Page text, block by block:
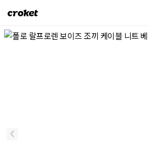
크
켓